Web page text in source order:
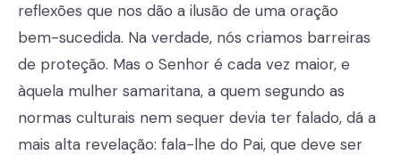
reflexões que nos dão a ilusão de uma oração
bem-sucedida. Na verdade, nós criamos barreiras
de proteção. Mas o Senhor é cada vez maior, e
àquela mulher samaritana, a quem segundo as
normas culturais nem sequer devia ter falado, dá a
mais alta revelação: fala-lhe do Pai, que deve ser